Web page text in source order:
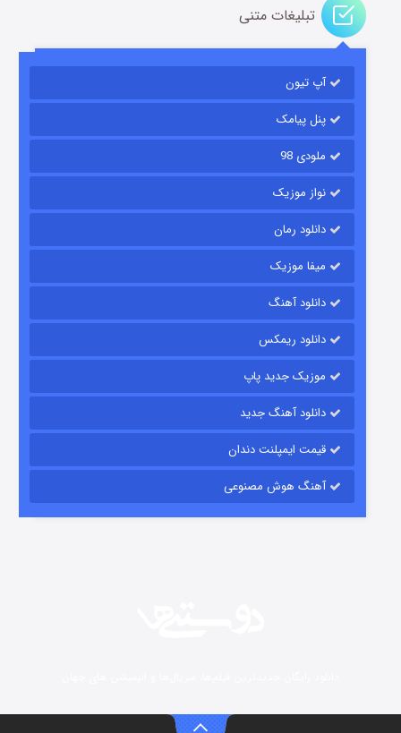
مردگان متحرک: شهر مرده ۳
قسمت
شوگر فصل ۲
تبلیغات متنی
آپ تیون
پنل پیامک
ملودی 98
نواز موزیک
دانلود رمان
میفا موزیک
دانلود آهنگ
دانلود ریمکس
موزیک جدید پاپ
دانلود آهنگ جدید
قیمت ایمپلنت دندان
آهنگ هوش مصنوعی